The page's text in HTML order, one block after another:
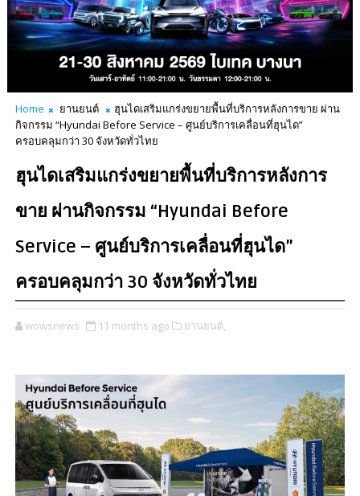
Home ยานยนต์
ฮุนไดเสริมแกร่งขยายพื้นที่บริการหลังการขาย ผ่าน
กิจกรรม “Hyundai Before Service – ศูนย์บริการเคลื่อนที่ฮุนได”
ครอบคลุมกว่า 30 จังหวัดทั่วไทย
ฮุนไดเสริมแกร่งขยายพื้นที่บริการหลังการ
ขาย ผ่านกิจกรรม “Hyundai Before
Service – ศูนย์บริการเคลื่อนที่ฮุนได”
ครอบคลุมกว่า 30 จังหวัดทั่วไทย
wowsnews 11 months ago ยานยนต์,